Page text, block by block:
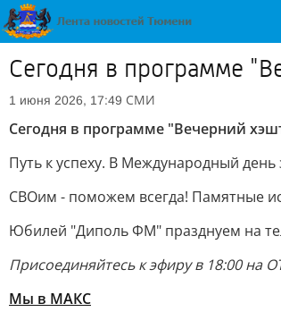
Сегодня в программе
1 июня 2026, 17:49 СМИ
Сегодня в программе "Вечерний
Путь к успеху. В Международный
СВОим - поможем всегда! Памятные
Юбилей "Диполь ФМ" празднуем на
Присоединяйтесь к эфиру в 18:00 на
Мы в MAКС